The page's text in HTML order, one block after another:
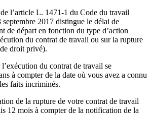
l’article L. 1471-1 du Code du travail
2017 distingue le délai de
de départ en fonction du type d’action
du contrat de travail ou sur la rupture
droit privé).
du contrat de travail se
à compter de la date où vous avez a connu
faits incriminés.
de la rupture de votre contrat de travail
12 mois à compter de la notification de la